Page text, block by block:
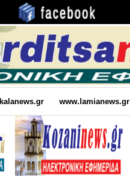
www.lamianews.gr